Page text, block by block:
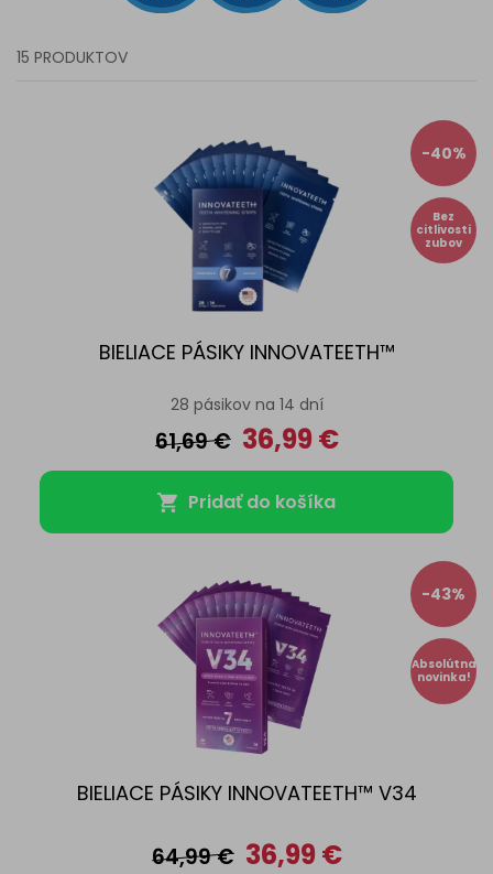
15 PRODUKTOV
-40%
Bez
citlivosti
zubov
BIELIACE PÁSIKY INNOVATEETH™
28 pásikov na 14 dní
61,69€ 36,99€
Pridať do košíka
-43%
Absolútna
novinka!
BIELIACE PÁSIKY INNOVATEETH™ V34
64,99€ 36,99€